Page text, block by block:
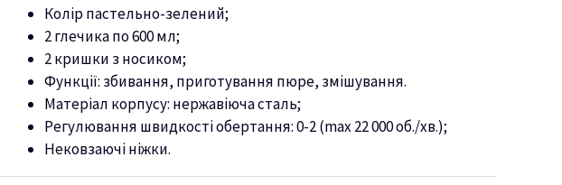
Колір пастельно-зелений;
2 глечика по 600 мл;
2 кришки з носиком;
Функції: збивання, приготування пюре, змішування.
Матеріал корпусу: нержавіюча сталь;
Регулювання швидкості обертання: 0-2 (max 22 000 об./хв.);
Нековзаючі ніжки.